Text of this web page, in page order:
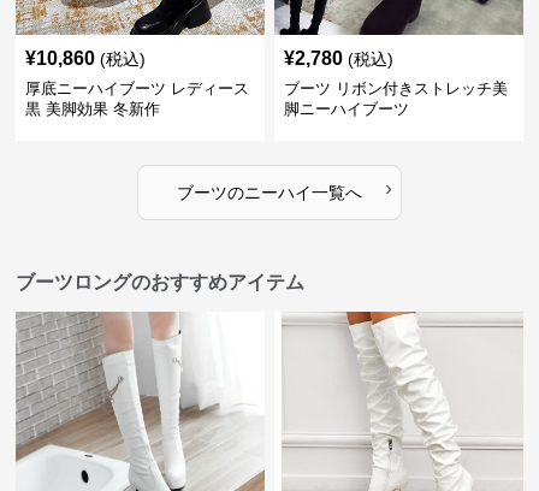
¥10,860 (税込)
厚底ニーハイブーツ レディース
黒 美脚効果 冬新作
¥2,780 (税込)
ブーツ リボン付きストレッチ美
脚ニーハイブーツ
ブーツのニーハイ一覧へ ›
ブーツロングのおすすめアイテム